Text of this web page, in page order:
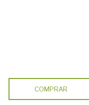
COMPRAR